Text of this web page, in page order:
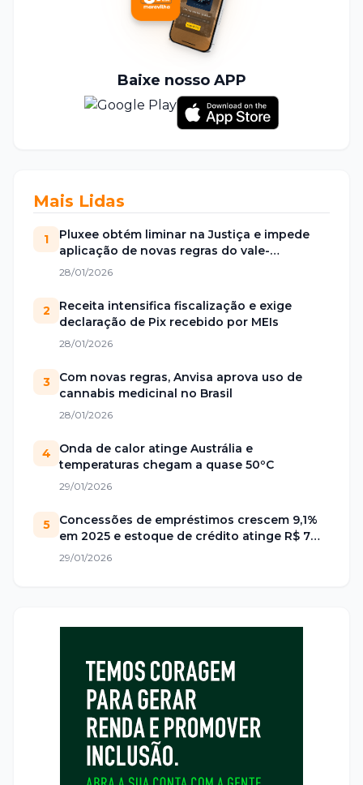
Baixe nosso APP
Mais Lidas
1
Pluxee obtém liminar na Justiça e impede
aplicação de novas regras do vale-
alimentação
28/01/2026
2
Receita intensifica fiscalização e exige
declaração de Pix recebido por MEIs
28/01/2026
3
Com novas regras, Anvisa aprova uso de
cannabis medicinal no Brasil
28/01/2026
4
Onda de calor atinge Austrália e
temperaturas chegam a quase 50ºC
29/01/2026
5
Concessões de empréstimos crescem 9,1%
em 2025 e estoque de crédito atinge R$ 7
trilhões no Brasil
29/01/2026